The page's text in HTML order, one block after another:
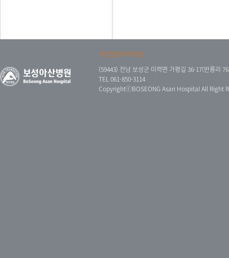
개인정보처리방침
(59443) 전남 보성군 미력면 가평길 36-17(반룡리
TEL 061-850-3114
CopyrightⓒBOSEONG Asan Hospital All Right